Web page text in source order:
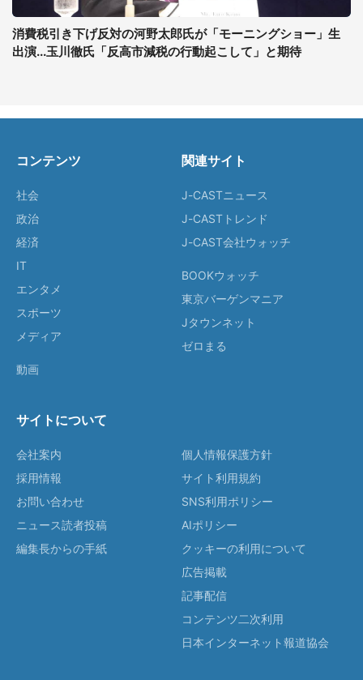
消費税引き下げ反対の河野太郎氏が「モーニングショー」生
出演...玉川徹氏「反高市減税の行動起こして」と期待
コンテンツ
社会
政治
経済
IT
エンタメ
スポーツ
メディア
動画
関連サイト
J-CASTニュース
J-CASTトレンド
J-CAST会社ウォッチ
BOOKウォッチ
東京バーゲンマニア
Jタウンネット
ゼロまる
サイトについて
会社案内
採用情報
お問い合わせ
ニュース読者投稿
編集長からの手紙
個人情報保護方針
サイト利用規約
SNS利用ポリシー
AIポリシー
クッキーの利用について
広告掲載
記事配信
コンテンツ二次利用
日本インターネット報道協会